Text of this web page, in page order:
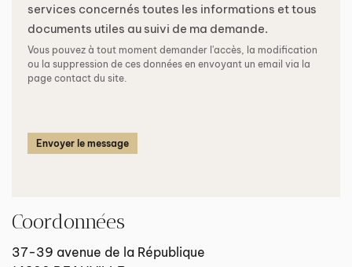
services concernés toutes les informations et tous
documents utiles au suivi de ma demande.
Vous pouvez à tout moment demander l'accès, la modification
ou la suppression de ces données en envoyant un email via la
page contact du site.
Envoyer le message
Coordonnées
37-39 avenue de la République